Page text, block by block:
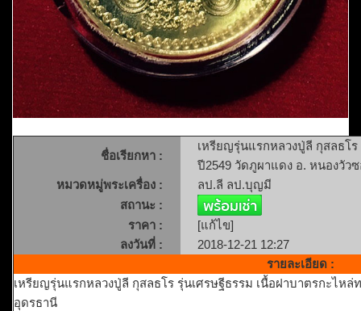
ชื่อเรียกหา :
เหรียญรุ่นแรกหลวงปู่ลี กุสลธโ
ปี2549 วัดภูผาแดง อ. หนองวัว
หมวดหมู่พระเครื่อง :
ลป.ลี ลป.บุญมี
สถานะ :
ราคา :
[แก้ไข]
ลงวันที่ :
2018-12-21 12:27
รายละเอียด :
เหรียญรุ่นแรกหลวงปู่ลี กุสลธโร รุ่นเศรษฐีธรรม เนื้อฝาบาตรกะไห
อุดรธานี